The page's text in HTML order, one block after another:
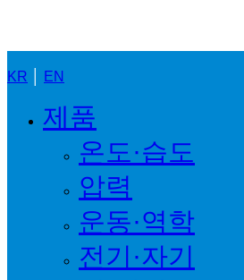
Menu
KR EN
제품
온도·습도
압력
운동·역학
전기·자기